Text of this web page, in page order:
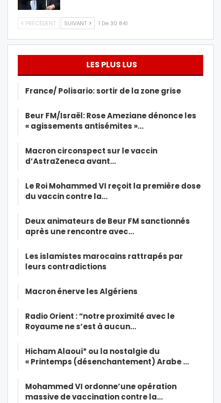
PRÉCÉDENT SUIVANT 1 De 30 841
LES PLUS LUS
France/ Polisario: sortir de la zone grise
Beur FM/Israël: Rose Ameziane dénonce les
« agissements antisémites »…
Macron circonspect sur le vaccin
d’AstraZeneca avant…
Le Roi Mohammed VI reçoit la première dose
du vaccin contre la…
Deux animateurs de Beur FM sanctionnés
après une rencontre avec…
Les islamistes marocains rattrapés par
leurs contradictions
Macron énerve les Algériens
Radio Orient : “notre proximité avec le
Royaume ne s’est à aucun…
Hicham Alaoui* ou la nostalgie du
« Printemps (désenchantement) Arabe …
Mohammed VI ordonne’une opération
massive de vaccination contre la…